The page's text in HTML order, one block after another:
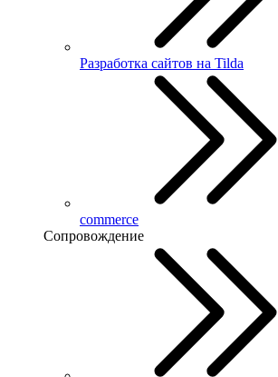
Разработка сайтов на Tilda
commerce
Сопровождение